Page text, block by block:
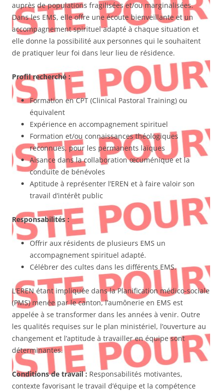
auprès de populations fragilisées et/ou marginalisées.
Dans les EMS, elle offre une écoute bienveillante et un
accompagnement spirituel adapté à chaque situation et
elle donne la possibilité aux personnes qui le souhaitent
de pratiquer leur foi dans leur lieu de résidence.
Profil recherché :
Formation en CPT (Clinical Pastoral Training) ou
équivalent
Expérience en accompagnement spirituel
Formation et/ou connaissances théologiques
reconnues, pour les permanents laïques
Aisance dans la collaboration œcuménique et la
conduite de bénévoles
Aptitude à représenter l’EREN et à faire valoir son
travail d’intérêt public
Responsabilités :
Offrir aux résidents de plusieurs EMS un
accompagnement spirituel adapté.
Célébrer des cultes dans les différents EMS.
L’EREN étant impliquée dans la Planification médico-sociale
(PMS) menée par le canton, l’aumônerie en EMS est
appelée à se transformer dans les années à venir. Outre
les qualités requises sur le plan ministériel, l’ouverture au
changement et l’aptitude à travailler en équipe sont
déterminantes.
Conditions de travail : Responsabilités motivantes,
contexte favorisant le travail d’équipe et la compétence